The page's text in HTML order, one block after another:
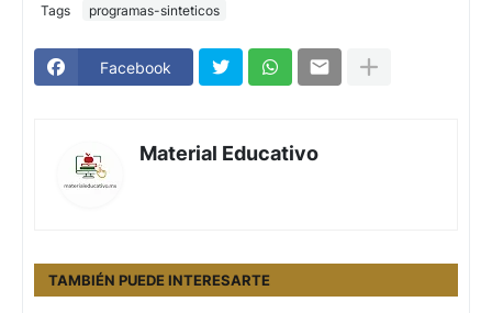
Tags programas-sinteticos
Facebook
Material Educativo
TAMBIÉN PUEDE INTERESARTE